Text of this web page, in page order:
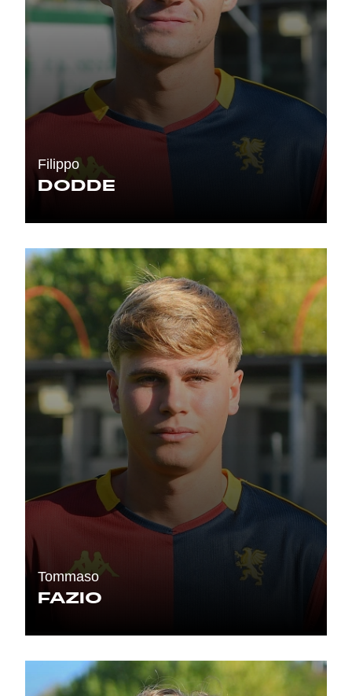
Filippo
DODDE
Tommaso
FAZIO